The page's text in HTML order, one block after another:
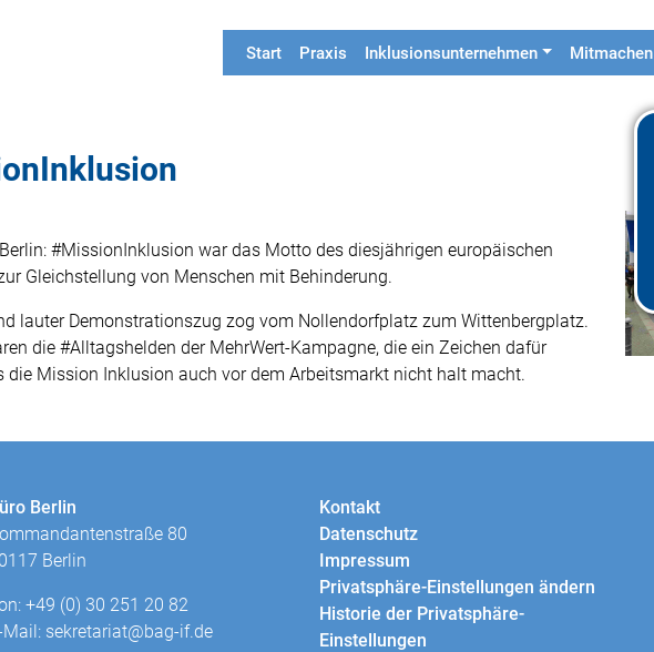
Start Praxis Inklusionsunternehmen Mitmachen
#MissionInklusion war das Motto des diesjährigen europäischen
Gleichstellung von Menschen mit Behinderung.
lauter Demonstrationszug zog vom Nollendorfplatz zum Wittenbergplatz.
die #Alltagshelden der MehrWert-Kampagne, die ein Zeichen dafür
die Mission Inklusion auch vor dem Arbeitsmarkt nicht halt macht.
Berlin
80
Berlin
+49 (0) 30 251 20 82
Mail: sekretariat@bag-if.de
Kontakt
Datenschutz
Impressum
Privatsphäre-Einstellungen ändern
Historie der Privatsphäre-
Einstellungen